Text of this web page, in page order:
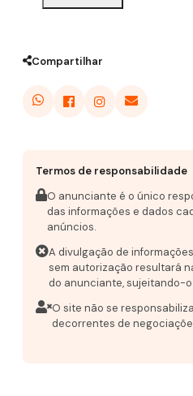
Compartilhar
Termos de responsabilidade
O anunciante é o único
das informações e dados
anúncios.
A divulgação de
sem autorização resultará
do anunciante, sujeitando-
O site não se
decorrentes de